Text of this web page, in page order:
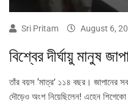
Sri Pritam August 6,
বিশ্বের দীর্ঘায়ু মানুষ
তাঁর বয়স ‘মাত্র’ ১১৪ বছর। জাপানের
দৌড়েও অংশ নিয়েছিলেন! এহেন শিগেকো